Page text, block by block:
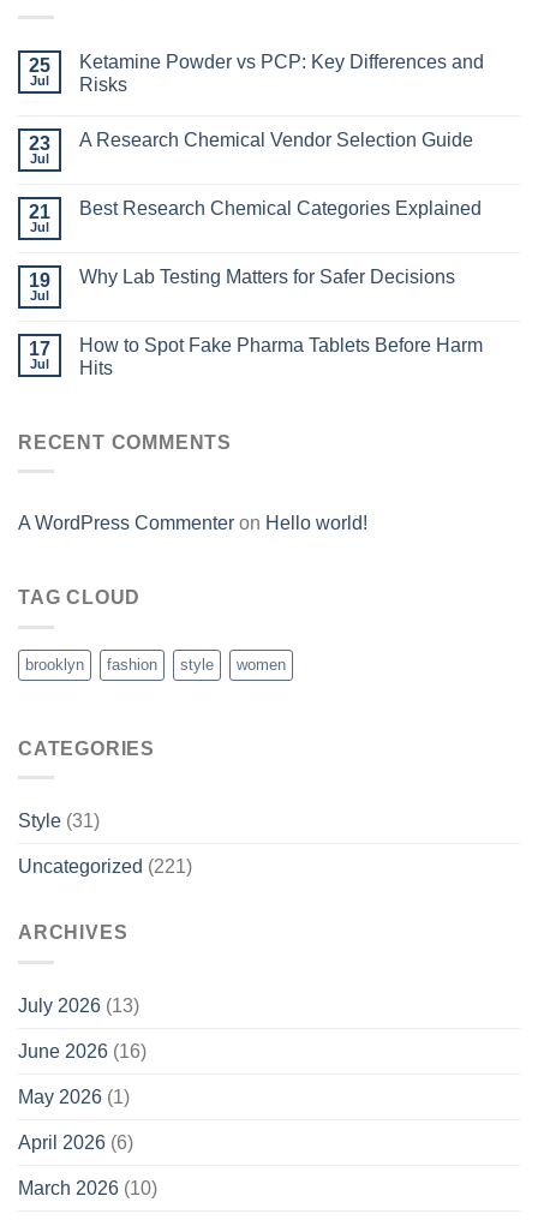
25
Jul
Ketamine Powder vs PCP: Key Differences and
Risks
23
Jul
A Research Chemical Vendor Selection Guide
21
Jul
Best Research Chemical Categories Explained
19
Jul
Why Lab Testing Matters for Safer Decisions
17
Jul
How to Spot Fake Pharma Tablets Before Harm
Hits
RECENT COMMENTS
A WordPress Commenter on Hello world!
TAG CLOUD
brooklyn fashion style women
CATEGORIES
Style (31)
Uncategorized (221)
ARCHIVES
July 2026 (13)
June 2026 (16)
May 2026 (1)
April 2026 (6)
March 2026 (10)